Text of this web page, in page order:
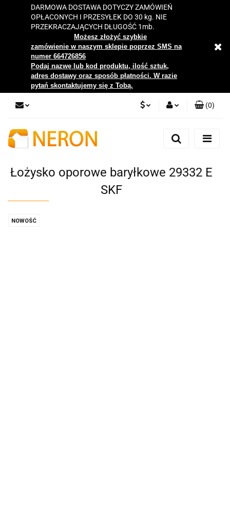
DARMOWA DOSTAWA DOTYCZY ZAMÓWIEŃ
OPŁACONYCH I PRZESYŁEK DO 30 kg. NIE
PRZEKRACZAJĄCYCH DŁUGOŚĆ 1mb.
Możesz złożyć szybkie
zamówienie w naszym sklepie poprzez SMS na
numer 664726856
Podaj nazwę lub kod produktu, ilość sztuk,
adres dostawy oraz sposób płatności. W razie
pytań skontaktujemy się z Tobą.
Zaloguj się
Zgody cookies
(0)
Łożysko oporowe baryłkowe 29332 E
SKF
NOWOŚĆ